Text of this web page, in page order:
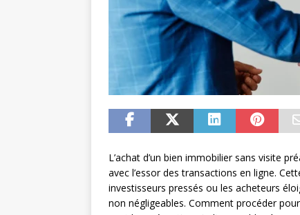
L’achat d’un bien immobilier sans visite
avec l’essor des transactions en ligne.
investisseurs pressés ou les acheteurs
non négligeables. Comment procéder